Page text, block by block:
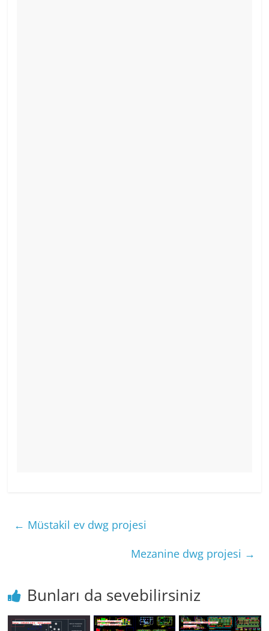
← Müstakil ev dwg projesi
Mezanine dwg projesi →
Bunları da sevebilirsiniz